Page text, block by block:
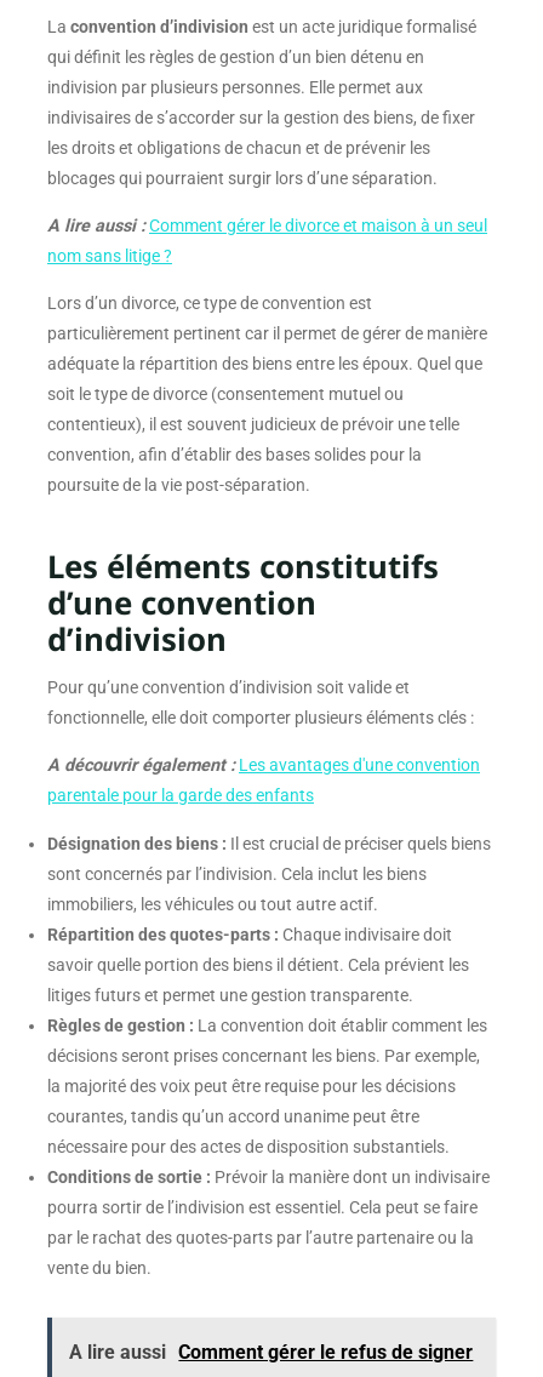
La convention d’indivision est un acte juridique formalisé
qui définit les règles de gestion d’un bien détenu en
indivision par plusieurs personnes. Elle permet aux
indivisaires de s’accorder sur la gestion des biens, de fixer
les droits et obligations de chacun et de prévenir les
blocages qui pourraient surgir lors d’une séparation.
A lire aussi :Comment gérer le divorce et maison à un seul
nom sans litige ?
Lors d’un divorce, ce type de convention est
particulièrement pertinent car il permet de gérer de manière
adéquate la répartition des biens entre les époux. Quel que
soit le type de divorce (consentement mutuel ou
contentieux), il est souvent judicieux de prévoir une telle
convention, afin d’établir des bases solides pour la
poursuite de la vie post-séparation.
Les éléments constitutifs
d’une convention
d’indivision
Pour qu’une convention d’indivision soit valide et
fonctionnelle, elle doit comporter plusieurs éléments clés :
A découvrir également : Les avantages d'une convention
parentale pour la garde des enfants
Désignation des biens : Il est crucial de préciser quels biens
sont concernés par l’indivision. Cela inclut les biens
immobiliers, les véhicules ou tout autre actif.
Répartition des quotes-parts : Chaque indivisaire doit
savoir quelle portion des biens il détient. Cela prévient les
litiges futurs et permet une gestion transparente.
Règles de gestion : La convention doit établir comment les
décisions seront prises concernant les biens. Par exemple,
la majorité des voix peut être requise pour les décisions
courantes, tandis qu’un accord unanime peut être
nécessaire pour des actes de disposition substantiels.
Conditions de sortie : Prévoir la manière dont un indivisaire
pourra sortir de l’indivision est essentiel. Cela peut se faire
par le rachat des quotes-parts par l’autre partenaire ou la
vente du bien.
A lire aussi Comment gérer le refus de signer